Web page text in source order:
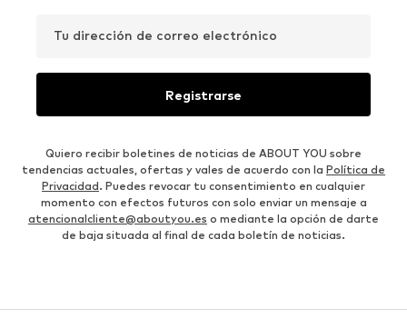
Tu dirección de correo electrónico
Registrarse
Quiero recibir boletines de noticias de ABOUT YOU sobre
tendencias actuales, ofertas y vales de acuerdo con la Política de
Privacidad. Puedes revocar tu consentimiento en cualquier
momento con efectos futuros con solo enviar un mensaje a
atencionalcliente@aboutyou.es o mediante la opción de darte
de baja situada al final de cada boletín de noticias.